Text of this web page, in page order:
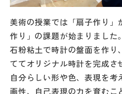
特集
NettyLandかわら版
その他
美術の授業では「扇子作り」
作り」の課題が始まりました。
石粉粘土で時計の盤面を作り
ててオリジナル時計を完成さ
自分らしい形や色、表現を
画性、自己表現の力を育むこ